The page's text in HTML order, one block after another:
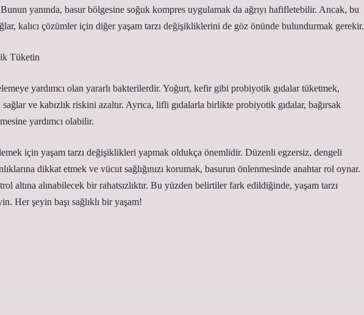
Bunun yanında, basur bölgesine soğuk kompres uygulamak da ağrıyı hafifletebilir. Ancak, bu
kalıcı çözümler için diğer yaşam tarzı değişikliklerini de göz önünde bulundurmak gerekir.
Tüketin
yardımcı olan yararlı bakterilerdir. Yoğurt, kefir gibi probiyotik gıdalar tüketmek,
sağlar ve kabızlık riskini azaltır. Ayrıca, lifli gıdalarla birlikte probiyotik gıdalar, bağırsak
yardımcı olabilir.
için yaşam tarzı değişiklikleri yapmak oldukça önemlidir. Düzenli egzersiz, dengeli
dikkat etmek ve vücut sağlığınızı korumak, basurun önlenmesinde anahtar rol oynar.
altına alınabilecek bir rahatsızlıktır. Bu yüzden belirtiler fark edildiğinde, yaşam tarzı
Her şeyin başı sağlıklı bir yaşam!